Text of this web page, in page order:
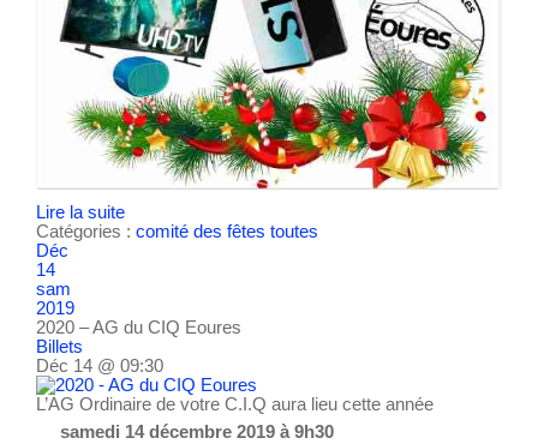
Lire la suite
Catégories : comité des fêtes toutes
Déc
14
sam
2019
2020 – AG du CIQ Eoures
Billets
Déc 14 @ 09:30
L’AG Ordinaire de votre C.I.Q aura lieu cette année
samedi 14 décembre 2019 à 9h30